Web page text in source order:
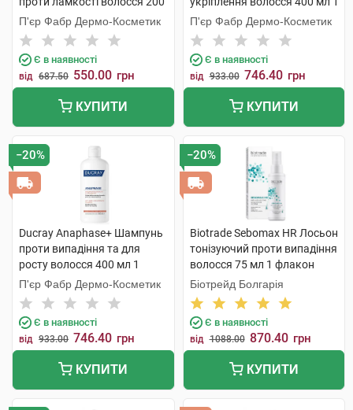
мл 1 туба
П'єр Фабр Дермо-Косметик
Є в наявності
від 687.50 550.00 грн
КУПИТИ
флакон
П'єр Фабр Дермо-Косметик
Є в наявності
від 933.00 746.40 грн
КУПИТИ
−20%
Ducray Anaphase+ Шампунь
проти випадіння та для
росту волосся 400 мл 1
флакон
П'єр Фабр Дермо-Косметик
Є в наявності
від 933.00 746.40 грн
КУПИТИ
−20%
Biotrade Sebomax HR Лосьон
тонізуючий проти випадіння
волосся 75 мл 1 флакон
Біотрейд Болгарія
Є в наявності
від 1088.00 870.40 грн
КУПИТИ